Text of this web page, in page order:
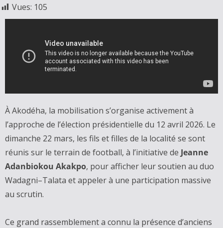
Vues: 105
À Akodéha, la mobilisation s’organise activement à
l’approche de l’élection présidentielle du 12 avril 2026. Le
dimanche 22 mars, les fils et filles de la localité se sont
réunis sur le terrain de football, à l’initiative de Jeanne
Adanbiokou Akakpo, pour afficher leur soutien au duo
Wadagni–Talata et appeler à une participation massive
au scrutin.
‎Ce grand rassemblement a connu la présence d’anciens